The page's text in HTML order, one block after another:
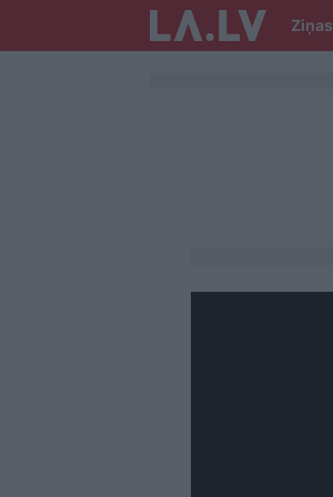
Ziņas